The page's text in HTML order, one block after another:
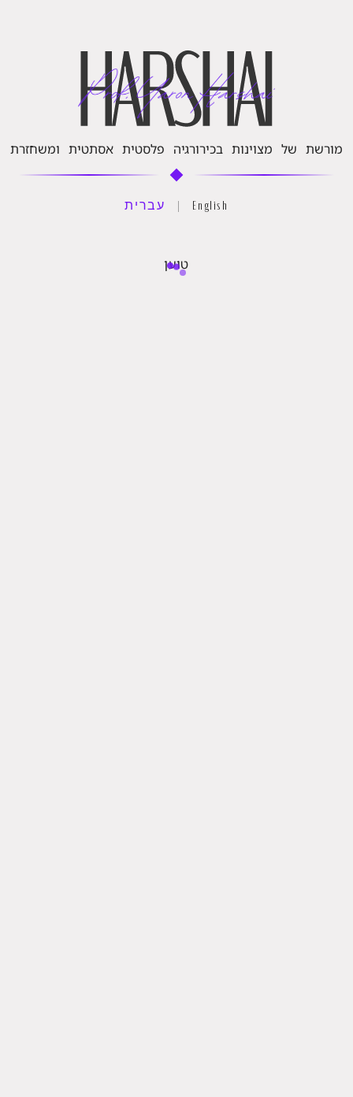
מורשת של מצוינות בכירורגיה פלסטית אסתטית ומשחזרת
עברית | English
טוען